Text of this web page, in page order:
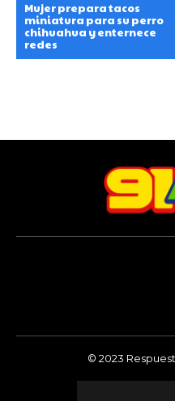
Mujer prepara tacos
miniatura para su perro
chihuahua y enternece
redes
© 2023